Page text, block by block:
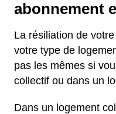
abonnement
La résiliation de
votre type de
pas les mêmes si
collectif ou dans un
Dans un logement